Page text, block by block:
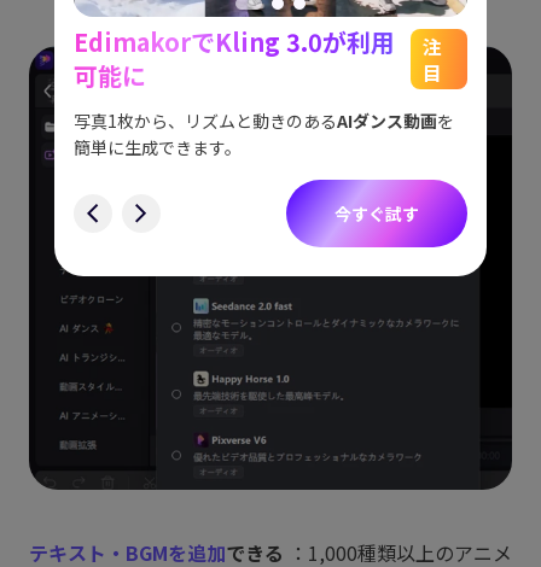
テキスト・BGMを追加できる ：1,000種類以上のアニメ
スム
EdimakorでKling 3.0が利用
可能に
注
目
写真1枚から、リズムと動きのあるAIダンス動画を
簡単に生成できます。
今すぐ試す